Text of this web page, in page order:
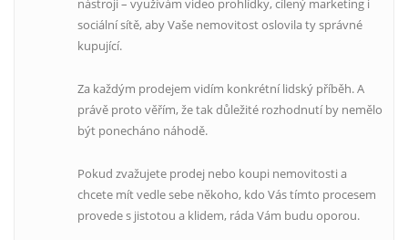
nástroji – využívám video prohlídky, cílený marketing i
sociální sítě, aby Vaše nemovitost oslovila ty správné
kupující.
Za každým prodejem vidím konkrétní lidský příběh. A
právě proto věřím, že tak důležité rozhodnutí by nemělo
být ponecháno náhodě.
Pokud zvažujete prodej nebo koupi nemovitosti a
chcete mít vedle sebe někoho, kdo Vás tímto procesem
provede s jistotou a klidem, ráda Vám budu oporou.